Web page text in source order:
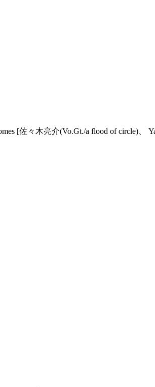
[佐々木亮介(Vo.Gt./a flood of circle)、